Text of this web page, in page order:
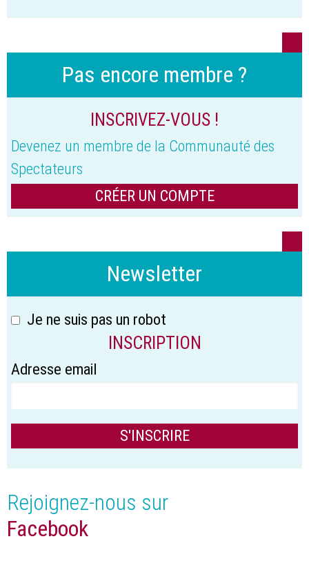
Pas encore membre ?
INSCRIVEZ-VOUS !
Devenez un membre de la Communauté des
Spectateurs
CRÉER UN COMPTE
Newsletter
Je ne suis pas un robot
INSCRIPTION
Adresse email
Rejoignez-nous sur
Facebook